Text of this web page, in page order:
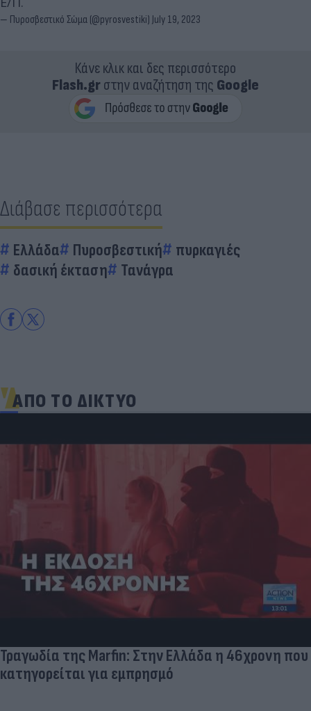
— Πυροσβεστικό Σώμα (@pyrosvestiki) July 19, 2023
Κάνε κλικ και δες περισσότερο
Flash.grστην αναζήτηση της Google
Διάβασε περισσότερα
Ελλάδα Πυροσβεστική
πυρκαγιές
δασική έκταση
Τανάγρα
ΑΠΟ ΤΟ ΔΙΚΤΥΟ
«Στην pole position για Κωνσταντέλια η